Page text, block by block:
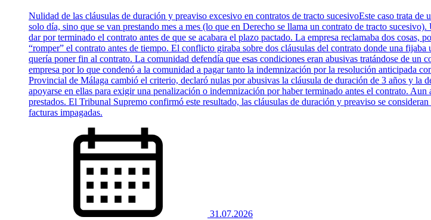
Nulidad de las cláusulas de duración y preaviso excesivo en contratos de tracto sucesivoEste caso trata
solo día, sino que se van prestando mes a mes (lo que en Derecho se llama un contrato de tracto
dar por terminado el contrato antes de que se acabara el plazo pactado. La empresa reclamaba dos
“romper” el contrato antes de tiempo. El conflicto giraba sobre dos cláusulas del contrato donde una
quería poner fin al contrato. La comunidad defendía que esas condiciones eran abusivas tratándose de
empresa por lo que condenó a la comunidad a pagar tanto la indemnización por la resolución anticipada
Provincial de Málaga cambió el criterio, declaró nulas por abusivas la cláusula de duración de 3 años y la
apoyarse en ellas para exigir una penalización o indemnización por haber terminado antes el contrato.
prestados. El Tribunal Supremo confirmó este resultado, las cláusulas de duración y preaviso se
facturas impagadas.
31.07.2026